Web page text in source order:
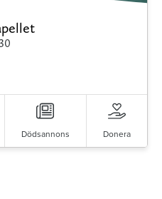
Dödsannons Donera